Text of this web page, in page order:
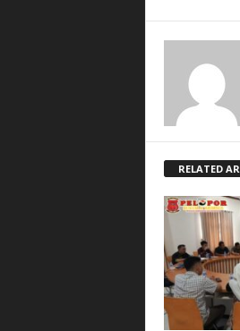
RELATED